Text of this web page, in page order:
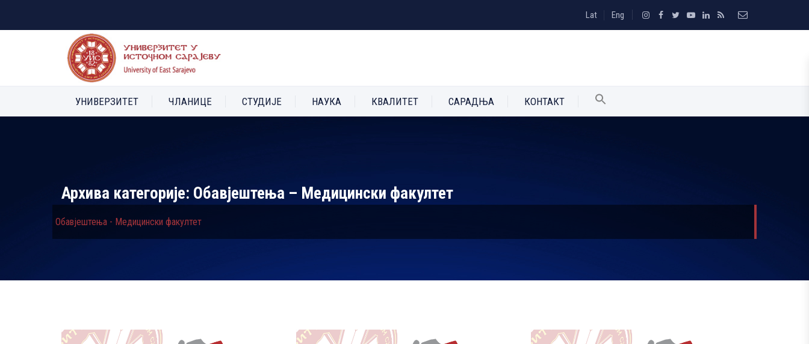
Lat Eng
УНИВЕРЗИТЕТ ЧЛАНИЦЕ СТУДИЈЕ НАУКА КВАЛИТЕТ САРАДЊА КОНТАКТ
Архива категорије: Обавјештења – Медицински факултет
Обавјештења - Медицински факултет